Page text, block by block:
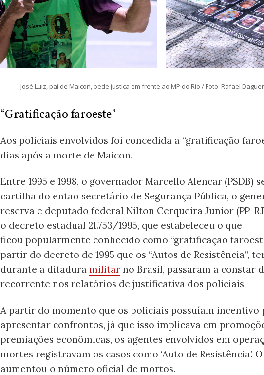
José Luiz, pai de Maicon, pede justiça em frente ao MP do Rio / Foto: Rafael
“Gratificação faroeste”
Aos policiais envolvidos foi concedida a “gratificação
dias após a morte de Maicon.
Entre 1995 e 1998, o governador Marcello Alencar (PSDB)
cartilha do então secretário de Segurança Pública, o
reserva e deputado federal Nilton Cerqueira Junior (PP-
o decreto estadual 21.753/1995, que estabeleceu o que
ficou popularmente conhecido como “gratificação
partir do decreto de 1995 que os “Autos de Resistência”,
durante a ditadura militar no Brasil, passaram a constar
recorrente nos relatórios de justificativa dos policiais.
A partir do momento que os policiais possuíam incentivo
apresentar confrontos, já que isso implicava em
premiações econômicas, os agentes envolvidos em
mortes registravam os casos como ‘Auto de Resistência’.
aumentou o número oficial de mortos.